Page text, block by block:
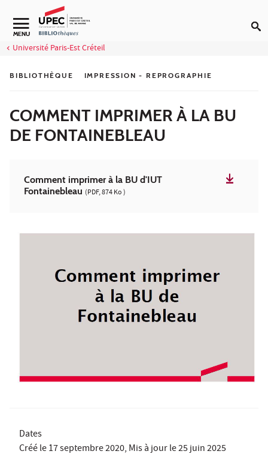
Aller au contenu
Navigation secondaire
MENU
Université Paris-Est Créteil
BIBLIOTHÈQUE IMPRESSION - REPROGRAPHIE
COMMENT IMPRIMER À LA BU
DE FONTAINEBLEAU
Comment imprimer à la BU d'IUT
Fontainebleau (PDF, 874 Ko )
Dates
Créé le17 septembre 2020, Mis à jour le25 juin 2025